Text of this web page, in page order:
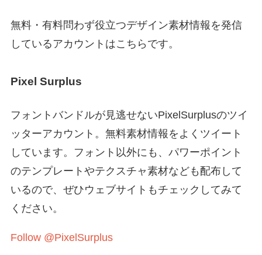
無料・有料問わず役立つデザイン素材情報を発信
しているアカウントはこちらです。
Pixel Surplus
フォントバンドルが見逃せないPixelSurplusのツイ
ッターアカウント。無料素材情報をよくツイート
しています。フォント以外にも、パワーポイント
のテンプレートやテクスチャ素材なども配布して
いるので、ぜひウェブサイトもチェックしてみて
ください。
Follow @PixelSurplus